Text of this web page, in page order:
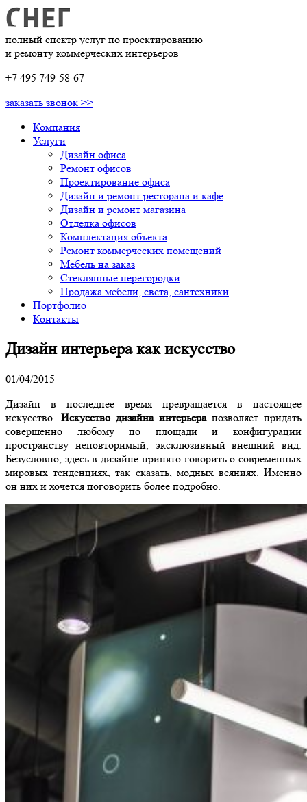
полный спектр услуг по проектированию
и ремонту коммерческих интерьеров
+7 495 749-58-67
заказать звонок >>
Компания
Услуги
Дизайн офиса
Ремонт офисов
Проектирование офиса
Дизайн и ремонт ресторана и кафе
Дизайн и ремонт магазина
Отделка офисов
Комплектация объекта
Ремонт коммерческих помещений
Мебель на заказ
Стеклянные перегородки
Продажа мебели, света, сантехники
Портфолио
Контакты
Дизайн интерьера как искусство
01/04/2015
Дизайн в последнее время превращается в настоящее
искусство. Искусство дизайна интерьерапозволяет придать
совершенно любому по площади и конфигурации
пространству неповторимый, эксклюзивный внешний вид.
Безусловно, здесь в дизайне принято говорить о современных
мировых тенденциях, так сказать, модных веяниях. Именно
он них и хочется поговорить более подробно.